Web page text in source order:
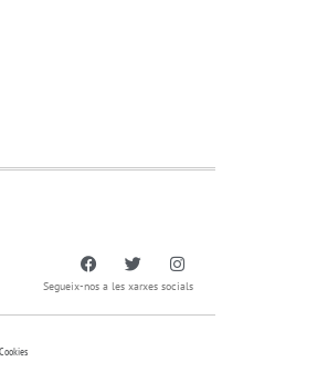
Segueix-nos a les xarxes socials
Cookies